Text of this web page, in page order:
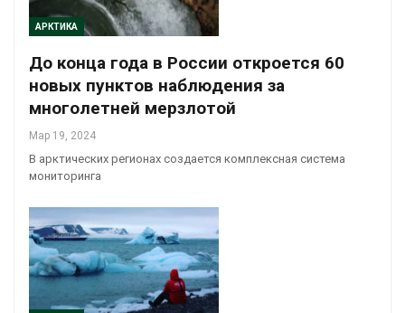
АРКТИКА
До конца года в России откроется 60
новых пунктов наблюдения за
многолетней мерзлотой
Мар 19, 2024
В арктических регионах создается комплексная система
мониторинга